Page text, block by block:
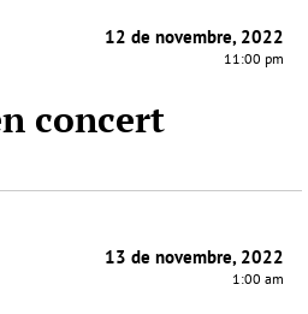
12 de novembre, 2022
11:00 pm
concert
13 de novembre, 2022
1:00 am